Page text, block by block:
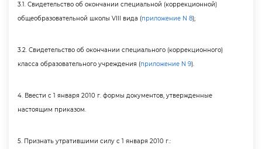
3.1. Свидетельство об окончании специальной (коррекционной)
общеобразовательной школы VIII вида (приложение N 8);
3.2. Свидетельство об окончании специального (коррекционного)
класса образовательного учреждения (приложение N 9).
4. Ввести с 1 января 2010 г. формы документов, утвержденные
настоящим приказом.
5. Признать утратившими силу с 1 января 2010 г.: